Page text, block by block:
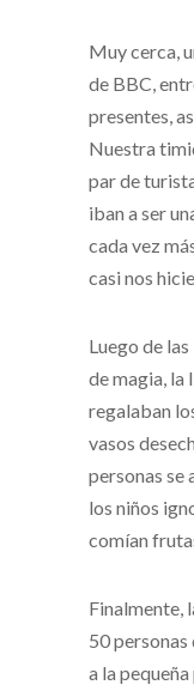
Muy cerca,
de BBC,
presentes,
Nuestra
par de
iban a ser
cada vez
casi nos
Luego de
de magia, la
regalaban
vasos
personas se
los niños
comían
Finalmente,
50 personas
a la